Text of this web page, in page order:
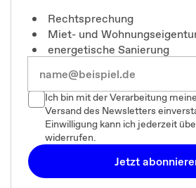
Rechtsprechung
Miet- und
energetische Sanierung
Ich bin mit der Verarbeitung
Versand des Newsletters
Einwilligung kann ich jederzeit
widerrufen.
Jetzt